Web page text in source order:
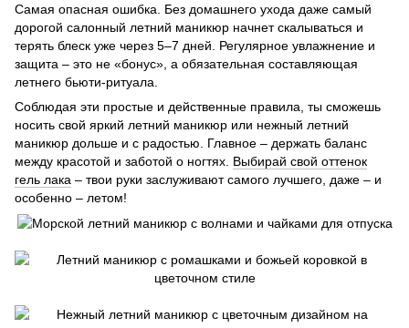
Самая опасная ошибка. Без домашнего ухода даже самый
дорогой салонный летний маникюр начнет скалываться и
терять блеск уже через 5–7 дней. Регулярное увлажнение и
защита – это не «бонус», а обязательная составляющая
летнего бьюти-ритуала.
Соблюдая эти простые и действенные правила, ты сможешь
носить свой яркий летний маникюр или нежный летний
маникюр дольше и с радостью. Главное – держать баланс
между красотой и заботой о ногтях. Выбирай свой оттенок
гель лака – твои руки заслуживают самого лучшего, даже – и
особенно – летом!